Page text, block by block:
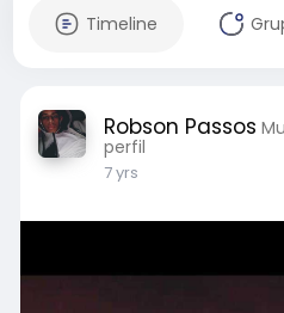
Timeline
Robson Passos
perfil
7 yrs